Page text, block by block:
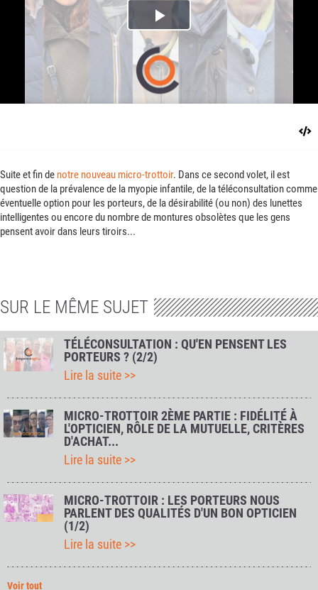
Play
Video
Suite et fin de notre nouveau micro-trottoir. Dans ce second volet, il est
question de la prévalence de la myopie infantile, de la téléconsultation comme
éventuelle option pour les porteurs, de la désirabilité (ou non) des lunettes
intelligentes ou encore du nombre de montures obsolètes que les gens
pensent avoir dans leurs tiroirs...
SUR LE MÊME SUJET
TÉLÉCONSULTATION : QU'EN PENSENT LES
PORTEURS ? (2/2)
Lire la suite >>
MICRO-TROTTOIR 2ÈME PARTIE : FIDÉLITÉ À
L'OPTICIEN, RÔLE DE LA MUTUELLE, CRITÈRES
D'ACHAT...
Lire la suite >>
MICRO-TROTTOIR : LES PORTEURS NOUS
PARLENT DES QUALITÉS D'UN BON OPTICIEN
(1/2)
Lire la suite >>
Voir tout